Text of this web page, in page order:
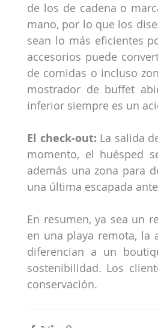
de los de cadena o
mano, por lo que los
sean lo más eficientes
accesorios puede
de comidas o incluso
mostrador de buffet
inferior siempre es un
El check-out: La salida
momento, el huésped
además una zona para
una última escapada
En resumen, ya sea un
en una playa remota, la
diferencian a un
sostenibilidad. Los
conservación.